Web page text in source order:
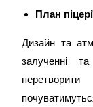
План
Дизайн та
залученні